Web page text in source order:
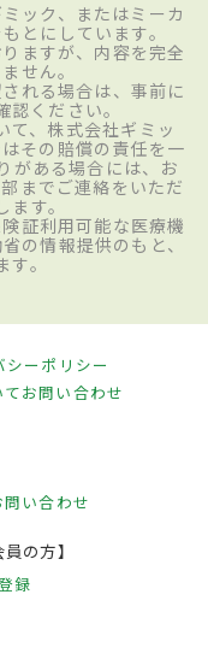
ック、またはミーカ
とにしています。
ますが、内容を完全
せん。
れる場合は、事前に
ください。
て、株式会社ギミッ
その賠償の責任を一
がある場合には、お
までご連絡をいただ
す。
証利用可能な医療機
の情報提供のもと、
。
シーポリシー
お問い合わせ
問い合わせ
の方】
録